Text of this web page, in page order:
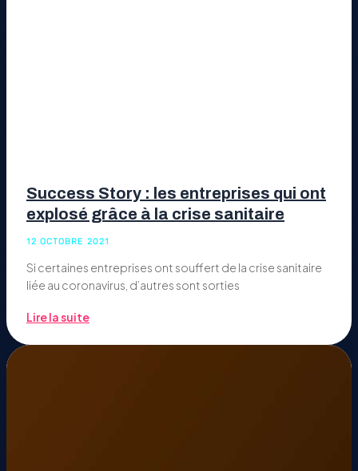
Success Story : les entreprises qui ont
explosé grâce à la crise sanitaire
12 OCTOBRE 2021
Si certaines entreprises ont souffert de la crise sanitaire
liée au coronavirus, d’autres sont sorties
Lire la suite